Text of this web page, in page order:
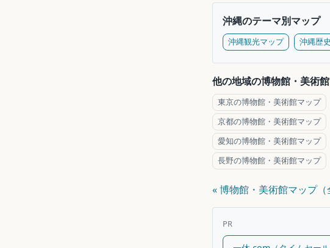
沖縄のテーマ別マップ
沖縄観光マップ 沖縄歴
他の地域の博物館・美術
東京の博物館・美術館マップ
京都の博物館・美術館マップ
愛知の博物館・美術館マップ
長野の博物館・美術館マップ
« 博物館・美術館マップ
PR